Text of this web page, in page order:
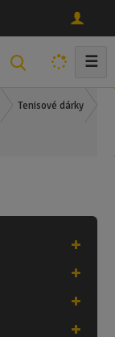
h
☰
Tenisové dárky